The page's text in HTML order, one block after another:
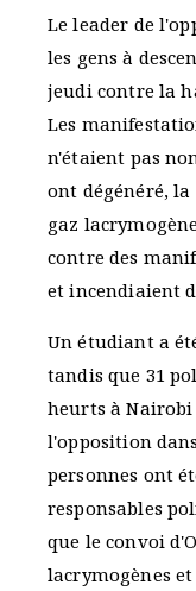
Le leader de
les gens à
jeudi contre la
Les
n'étaient pas
ont dégénéré,
gaz
contre des
et incendiaient
Un étudiant a
tandis que 31
heurts à Nairobi
l'opposition
personnes ont
responsables
que le convoi
lacrymogènes et